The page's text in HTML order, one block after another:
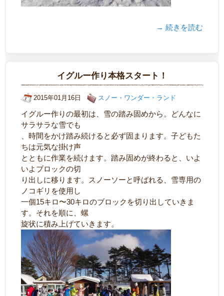
→ 続きを読む
イグルー作り本格スタート！
2015年01月16日 スノー・ワンダー・ランド
イグルー作りの最初は、雪の踏み固めから。どんなに
サラサラな雪でも
、時間をかけ踏み続けると必ず固まります。子どもた
ちは元気な掛け声
とともに作業を続けます。踏み固めが終わると、いよ
いよブロックの切
り出しに移ります。スノーソーと呼ばれる、雪専用の
ノコギリを使用し
一個15キロ〜30キロのブロックを切り出していきま
す。それを順に、螺
旋状に積み上げていきます。